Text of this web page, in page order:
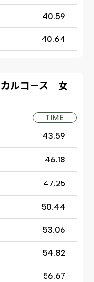
40.59
40.64
ルコース 女
TIME
43.59
46.18
47.25
50.44
53.06
54.82
56.67